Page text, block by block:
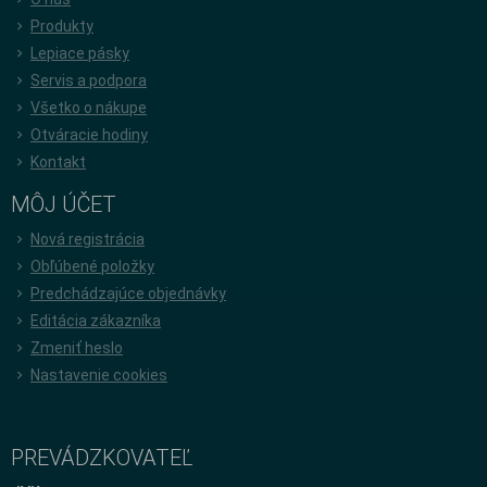
Produkty
Lepiace pásky
Servis a podpora
Všetko o nákupe
Otváracie hodiny
Kontakt
MÔJ ÚČET
Nová registrácia
Obľúbené položky
Predchádzajúce objednávky
Editácia zákazníka
Zmeniť heslo
Nastavenie cookies
PREVÁDZKOVATEĽ